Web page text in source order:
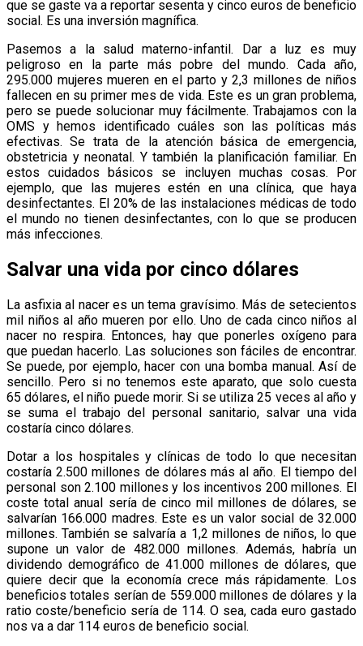
que se gaste va a reportar sesenta y cinco euros de beneficio
social. Es una inversión magnífica.
Pasemos a la salud materno-infantil. Dar a luz es muy
peligroso en la parte más pobre del mundo. Cada año,
295.000 mujeres mueren en el parto y 2,3 millones de niños
fallecen en su primer mes de vida. Este es un gran problema,
pero se puede solucionar muy fácilmente. Trabajamos con la
OMS y hemos identificado cuáles son las políticas más
efectivas. Se trata de la atención básica de emergencia,
obstetricia y neonatal. Y también la planificación familiar. En
estos cuidados básicos se incluyen muchas cosas. Por
ejemplo, que las mujeres estén en una clínica, que haya
desinfectantes. El 20% de las instalaciones médicas de todo
el mundo no tienen desinfectantes, con lo que se producen
más infecciones.
Salvar una vida por cinco dólares
La asfixia al nacer es un tema gravísimo. Más de setecientos
mil niños al año mueren por ello. Uno de cada cinco niños al
nacer no respira. Entonces, hay que ponerles oxígeno para
que puedan hacerlo. Las soluciones son fáciles de encontrar.
Se puede, por ejemplo, hacer con una bomba manual. Así de
sencillo. Pero si no tenemos este aparato, que solo cuesta
65 dólares, el niño puede morir. Si se utiliza 25 veces al año y
se suma el trabajo del personal sanitario, salvar una vida
costaría cinco dólares.
Dotar a los hospitales y clínicas de todo lo que necesitan
costaría 2.500 millones de dólares más al año. El tiempo del
personal son 2.100 millones y los incentivos 200 millones. El
coste total anual sería de cinco mil millones de dólares, se
salvarían 166.000 madres. Este es un valor social de 32.000
millones. También se salvaría a 1,2 millones de niños, lo que
supone un valor de 482.000 millones. Además, habría un
dividendo demográfico de 41.000 millones de dólares, que
quiere decir que la economía crece más rápidamente. Los
beneficios totales serían de 559.000 millones de dólares y la
ratio coste/beneficio sería de 114. O sea, cada euro gastado
nos va a dar 114 euros de beneficio social.